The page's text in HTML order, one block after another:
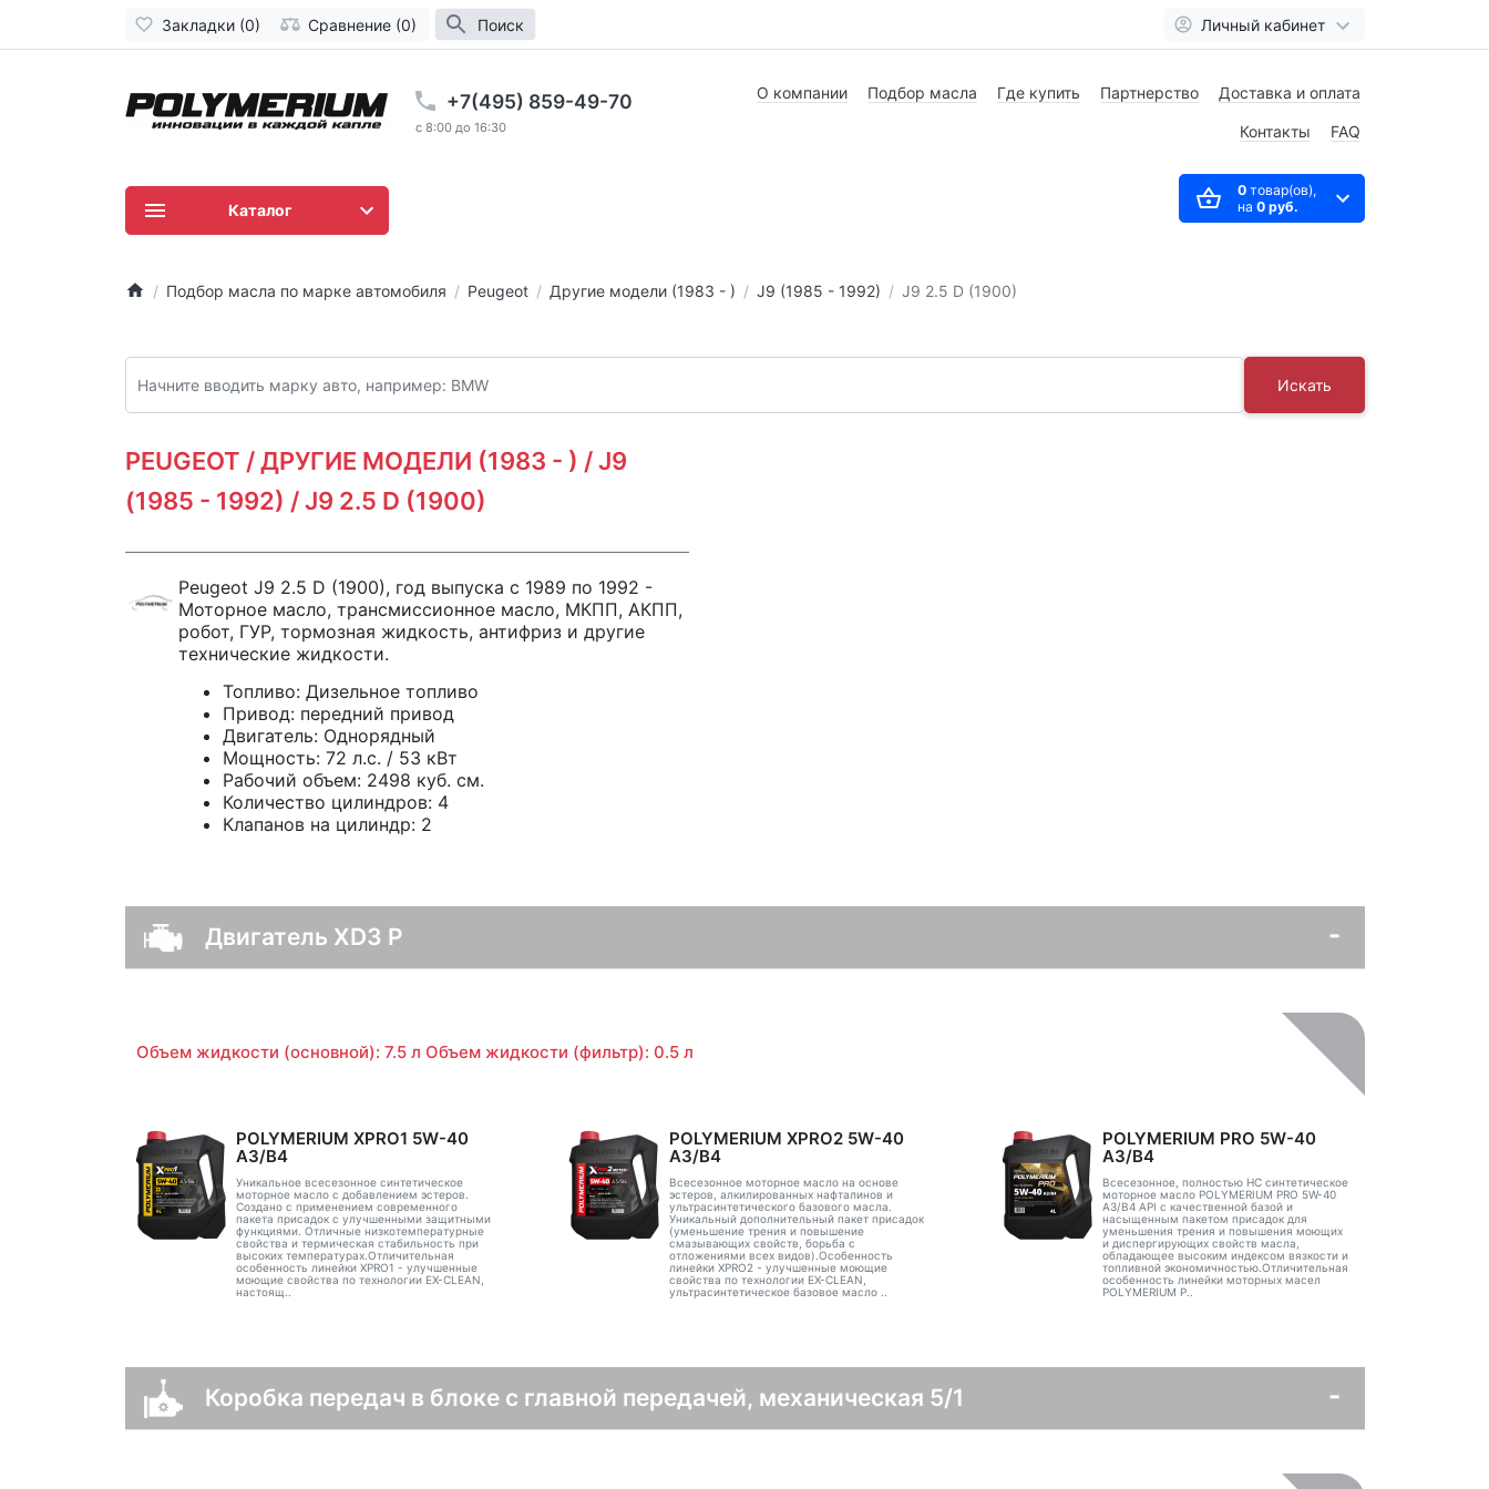
Закладки (0) Сравнение (0) Поиск Личный кабинет
+7(495) 859-49-70
c 8:00 до 16:30
О компании Подбор масла Где купить Партнерство Доставка и оплата
Контакты FAQ
0товар(ов),
на 0 руб.
Каталог
Подбор масла по марке автомобиля Peugeot Другие модели (1983 - ) J9 (1985 - 1992) J9 2.5 D (1900)
Искать
PEUGEOT / ДРУГИЕ МОДЕЛИ (1983 - ) / J9
(1985 - 1992) / J9 2.5 D (1900)
Peugeot J9 2.5 D (1900), год выпуска с 1989 по 1992 -
Моторное масло, трансмиссионное масло, МКПП, АКПП,
робот, ГУР, тормозная жидкость, антифриз и другие
технические жидкости.
Топливо: Дизельное топливо
Привод: передний привод
Двигатель: Однорядный
Мощность: 72 л.с. / 53 кВт
Рабочий объем: 2498 куб. см.
Количество цилиндров: 4
Клапанов на цилиндр: 2
Двигатель XD3 P
Объем жидкости (основной): 7.5 л Объем жидкости (фильтр): 0.5 л
POLYMERIUM XPRO1 5W-40
A3/B4
Уникальное всесезонное синтетическое
моторное масло с добавлением эстеров.
Создано с применением современного
пакета присадок с улучшенными защитными
функциями. Отличные низкотемпературные
свойства и термическая стабильность при
высоких температурах.Отличительная
особенность линейки XPRO1 - улучшенные
моющие свойства по технологии EX-CLEAN,
настоящ..
POLYMERIUM XPRO2 5W-40
A3/B4
Всесезонное моторное масло на основе
эстеров, алкилированных нафталинов и
ультрасинтетического базового масла.
Уникальный дополнительный пакет присадок
(уменьшение трения и повышение
смазывающих свойств, борьба с
отложениями всех видов).Особенность
линейки XPRO2 - улучшенные моющие
свойства по технологии EX-CLEAN,
ультрасинтетическое базовое масло ..
POLYMERIUM PRO 5W-40
A3/B4
Всесезонное, полностью HC синтетическое
моторное масло POLYMERIUM PRO 5W-40
A3/B4 API с качественной базой и
насыщенным пакетом присадок для
уменьшения трения и повышения моющих
и диспергирующих свойств масла,
обладающее высоким индексом вязкости и
топливной экономичностью.Отличительная
особенность линейки моторных масел
POLYMERIUM P..
Коробка передач в блоке с главной передачей, механическая 5/1